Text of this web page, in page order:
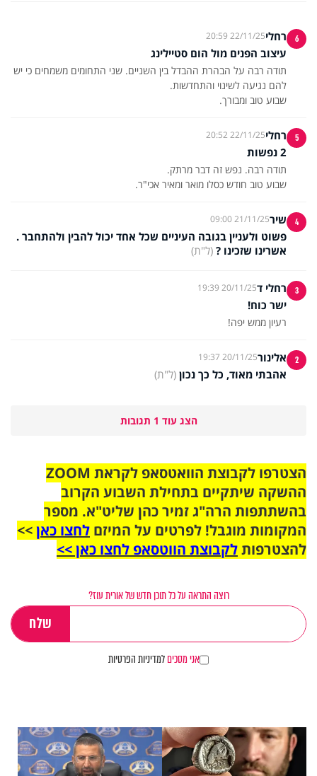
6 רחלי22/11/25 20:59
עיצוב הפנים מול הום סטיילינג
תודה רבה על הבהרת ההבדל בין השניים. שני התחומים משמחים כי יש
שבוע טוב ומבורך.
5 רחלי22/11/25 20:52
2 נפשות
שבוע טוב חודש כסלו מואר ומאיר אכי"ר.
4 שיר21/11/25 09:00
פשוט ולעניין בגובה העיניים שכל אחד יכול להבין ולהתחבר .
אשרינו שזכינו ? (ל"ת)
3 רחלי ד20/11/25 19:39
ישר כוח!
רעיון ממש יפה!
2 אלינור20/11/25 19:37
אהבתי מאוד, כל כך נכון (ל"ת)
הצג עוד 1 תגובות
הצטרפו לקבוצת הוואטסאפ לקראת ZOOM
ההשקה שיתקיים בתחילת השבוע הקרוב
בהשתתפות הרה"ג זמיר כהן שליט"א. מספר
המקומות מוגבל! לפרטים על המיזם לחצו כאן>>
להצטרפותלקבוצת הווטסאפ לחצו כאן >>
רוצה התראה על כל תוכן חדש של אורית עוז?
אני מסכיםלמדיניות הפרטיות